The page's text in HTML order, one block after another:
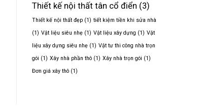
Thiết kế nội thất tân cổ điển (3)
Thiết kế nội thất đẹp(1) tiết kiệm tiền khi sửa nhà
(1) Vật liệu siêu nhẹ(1) Vật liệu xây dựng (1) Vật
liệu xây dựng siêu nhẹ(1) Vật tư thi công nhà trọn
gói (1) Xây nhà phần thô(1) Xây nhà trọn gói (1)
Đơn giá xây thô(1)